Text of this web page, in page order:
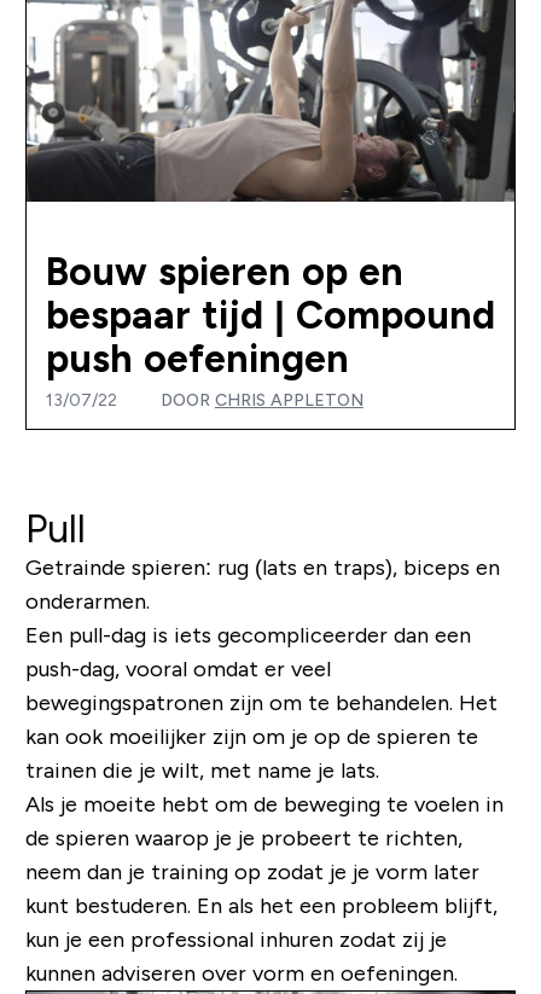
Bouw spieren op en
bespaar tijd | Compound
push oefeningen
13/07/22 DOOR CHRIS APPLETON
Pull
Getrainde spieren: rug (lats en traps), biceps en
onderarmen.
Een pull-dag is iets gecompliceerder dan een
push-dag, vooral omdat er veel
bewegingspatronen zijn om te behandelen. Het
kan ook moeilijker zijn om je op de spieren te
trainen die je wilt, met name je lats.
Als je moeite hebt om de beweging te voelen in
de spieren waarop je je probeert te richten,
neem dan je training op zodat je je vorm later
kunt bestuderen. En als het een probleem blijft,
kun je een professional inhuren zodat zij je
kunnen adviseren over vorm en oefeningen.